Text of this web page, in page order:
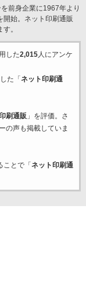
前身企業に1967年より
始。ネット印刷通販
。
した2,015人にアンケ
た「 ネット印刷通
刷通販 」を評価。さ
の声も掲載していま
ことで「 ネット印刷通